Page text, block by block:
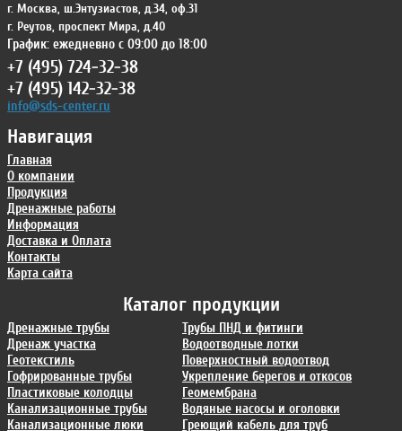
Каталог продукции
Дренажные трубы
Дренаж участка
Геотекстиль
Гофрированные трубы
Пластиковые колодцы
Канализационные трубы
Канализационные люки
Трубы ПНД и фитинги
Водоотводные лотки
Поверхностный водоотвод
Укрепление берегов и откосов
Геомембрана
Водяные насосы и оголовки
Греющий кабель для труб
Навигация
Главная
О компании
Продукция
Дренажные работы
Информация
Доставка и Оплата
Контакты
Карта сайта
г. Москва, ш.Энтузиастов, д.34, оф.31
г. Реутов, проспект Мира, д.40
График: ежедневно с 09:00 до 18:00
+7 (495) 724-32-38
+7 (495) 142-32-38
info@sds-center.ru